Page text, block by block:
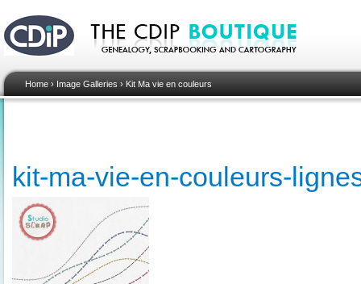
Home › Image Galleries › Kit Ma vie en couleurs
kit-ma-vie-en-couleurs-